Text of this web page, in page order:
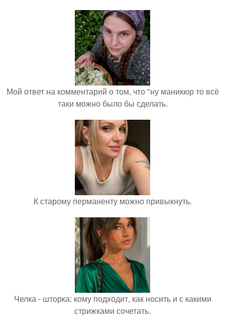
Мой ответ на комментарий о том, что "ну маникюр то всё
таки можно было бы сделать.
К старому перманенту можно привыкнуть.
Челка - шторка: кому подходит, как носить и с какими
стрижками сочетать.